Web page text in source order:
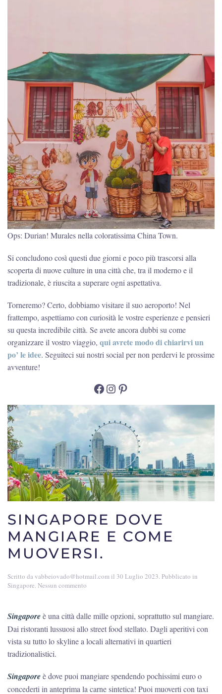
Ops: Durian! Murales nella coloratissima China Town.
Si concludono così questi due giorni e poco più trascorsi alla
scoperta di nuove culture in una città che, tra il moderno e il
tradizionale, è riuscita a superare ogni aspettativa.
Torneremo? Certo, dobbiamo visitare il suo aeroporto! Nel
frattempo, aspettiamo con curiosità le vostre esperienze e pensieri
su questa incredibile città. Se avete ancora dubbi su come
organizzare il vostro viaggio, qui avrete modo di chiarirvi un
po’ le idee. Seguiteci sui nostri social per non perdervi le prossime
avventure!
Facebook
Instagram
Pinterest
SINGAPORE DOVE
MANGIARE E COME
MUOVERSI.
Scritto davabbeiovado@hotmail.com il 30 Luglio 2023. Pubblicato in
Singapore. Nessun commento
mangiare
e
come
muoversi.
Singaporeè una città dalle mille opzioni, soprattutto sul mangiare.
Dai ristoranti lussuosi allo street food stellato. Dagli aperitivi con
vista su tutto lo skyline a locali alternativi in quartieri
tradizionalistici.
Singaporeè dove puoi mangiare spendendo pochissimi euro o
concederti in anteprima la carne sintetica! Puoi muoverti con taxi